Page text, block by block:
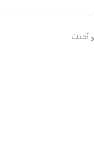
أحدث